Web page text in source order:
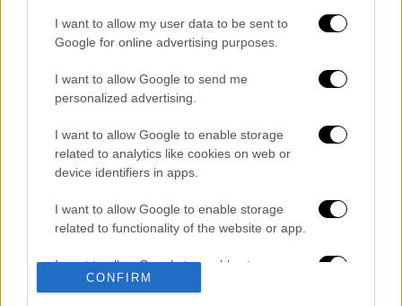
I want to allow my user data to be sent to
Google for online advertising purposes.
I want to allow Google to send me
personalized advertising.
I want to allow Google to enable storage
related to analytics like cookies on web or
device identifiers in apps.
I want to allow Google to enable storage
related to functionality of the website or app.
I want to allow Google to enable storage
related to personalization.
CONFIRM
Διαβάστε ακόμη
Εκτελέσεις, συλλήψεις και νέοι
περιορισμοί: Το Ιράν σκληραίνει τη γραμμή
Η πρώτη δήλωση της οικογένειας της
38χρονης Βρετανίδας που δολοφονήθηκε
Ντύθηκε «Χάρος», ανέβηκε στην οροφή
ασθενείς